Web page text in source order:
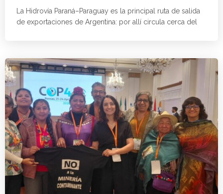
La Hidrovía Paraná–Paraguay es la principal ruta de salida
de exportaciones de Argentina: por allí circula cerca del